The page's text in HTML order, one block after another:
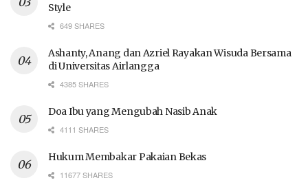
Style
649 SHARES
Ashanty, Anang dan Azriel Rayakan Wisuda Bersama
di Universitas Airlangga
4385 SHARES
Doa Ibu yang Mengubah Nasib Anak
4111 SHARES
Hukum Membakar Pakaian Bekas
11677 SHARES